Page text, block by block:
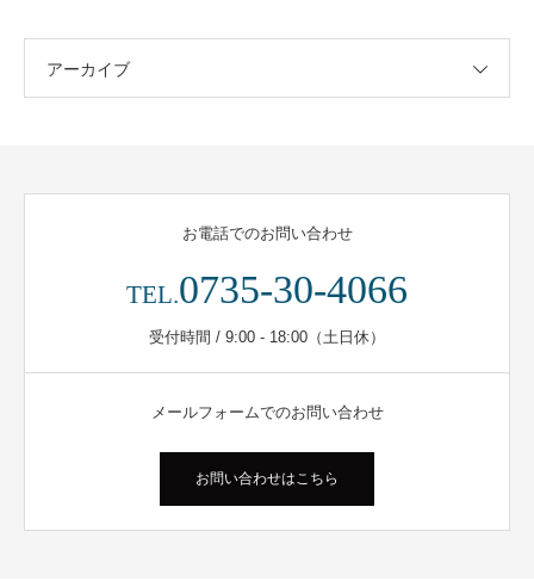
アーカイブ
お電話でのお問い合わせ
TEL.0735-30-4066
受付時間 / 9:00 - 18:00（土日休）
メールフォームでのお問い合わせ
お問い合わせはこちら